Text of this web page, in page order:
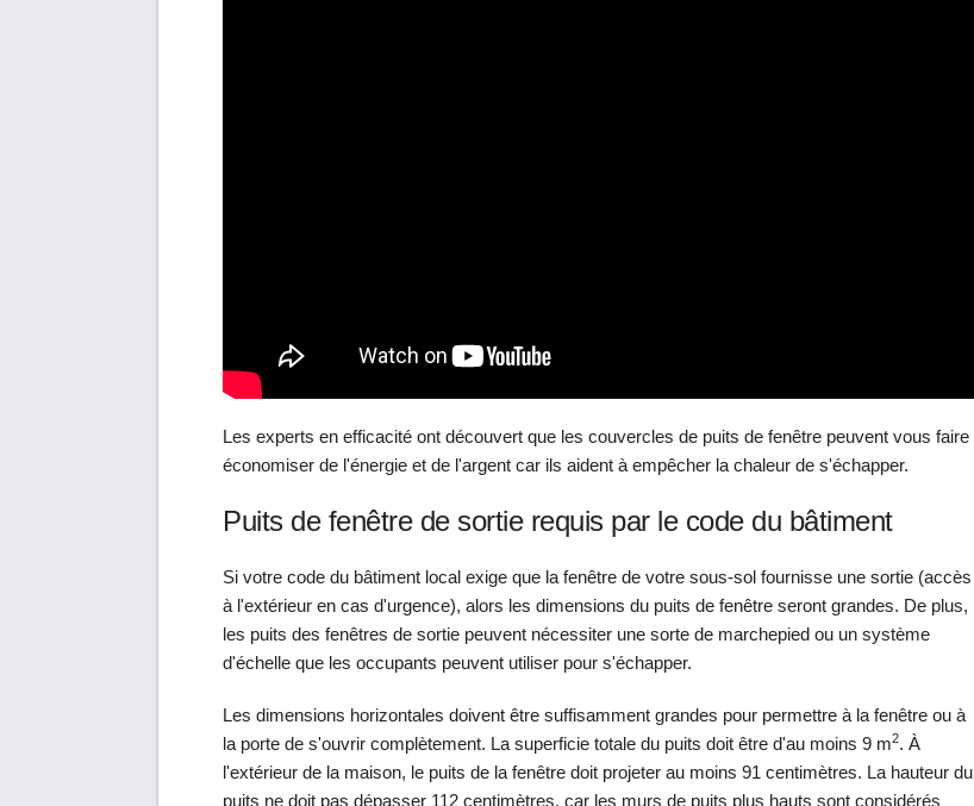
Les experts en efficacité ont découvert que les couvercles de puits de fenêtre peuvent vous faire
économiser de l'énergie et de l'argent car ils aident à empêcher la chaleur de s'échapper.
Puits de fenêtre de sortie requis par le code du bâtiment
Si votre code du bâtiment local exige que la fenêtre de votre sous-sol fournisse une sortie (accès
à l'extérieur en cas d'urgence), alors les dimensions du puits de fenêtre seront grandes. De plus,
les puits des fenêtres de sortie peuvent nécessiter une sorte de marchepied ou un système
d'échelle que les occupants peuvent utiliser pour s'échapper.
Les dimensions horizontales doivent être suffisamment grandes pour permettre à la fenêtre ou à
la porte de s'ouvrir complètement. La superficie totale du puits doit être d'au moins 9 m2. À
l'extérieur de la maison, le puits de la fenêtre doit projeter au moins 91 centimètres. La hauteur du
puits ne doit pas dépasser 112 centimètres, car les murs de puits plus hauts sont considérés